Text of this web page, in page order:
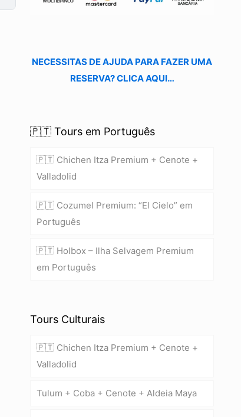
NECESSITAS DE AJUDA PARA FAZER UMA
RESERVA? CLICA AQUI…
🇵🇹 Tours em Português
🇵🇹 Chichen Itza Premium + Cenote +
Valladolid
🇵🇹 Cozumel Premium: “El Cielo” em
Português
🇵🇹 Holbox – Ilha Selvagem Premium
em Português
Tours Culturais
🇵🇹 Chichen Itza Premium + Cenote +
Valladolid
Tulum + Coba + Cenote + Aldeia Maya